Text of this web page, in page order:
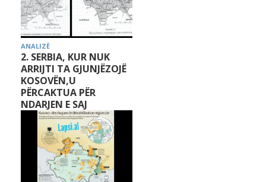
ANALIZË
2. SERBIA, KUR NUK
ARRIJTI TA GJUNJËZOJË
KOSOVËN,U
PËRCAKTUA PËR
NDARJEN E SAJ